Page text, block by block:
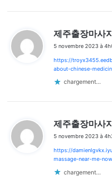
제주출장마사
5 novembre 2023 à
https://
about-chinese-
chargement…
제주출장마사
5 novembre 2023 à
https://
massage-near-me-
chargement…